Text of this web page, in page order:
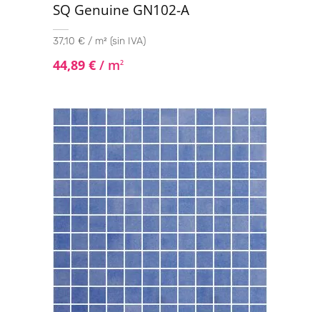
SQ Genuine GN102-A
37,10 € / m² (sin IVA)
44,89 € / m2